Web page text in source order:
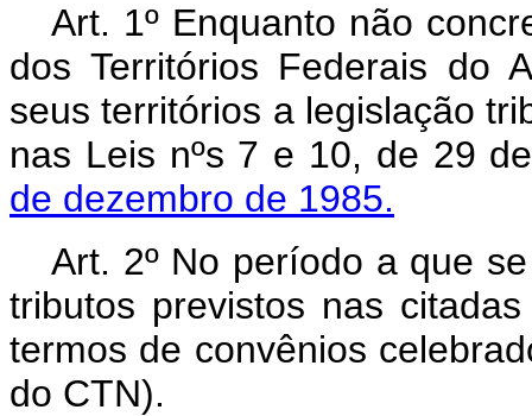
Art. 1º Enquanto não
dos Territórios Federais do
seus territórios a legislação
nas Leis nºs 7 e 10, de 29
de dezembro de 1985.
Art. 2º No período a que
tributos previstos nas
termos de convênios
do CTN).